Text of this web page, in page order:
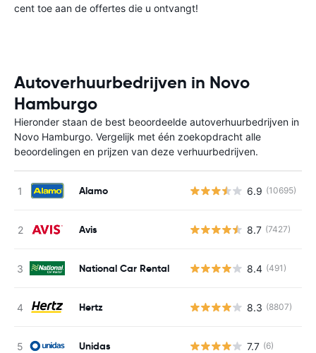
cent toe aan de offertes die u ontvangt!
Autoverhuurbedrijven in Novo
Hamburgo
Hieronder staan de best beoordeelde autoverhuurbedrijven in
Novo Hamburgo. Vergelijk met één zoekopdracht alle
beoordelingen en prijzen van deze verhuurbedrijven.
Alamo 6.9 (10695)
Avis 8.7 (7427)
National Car Rental 8.4 (491)
Hertz 8.3 (8807)
Unidas 7.7 (6)